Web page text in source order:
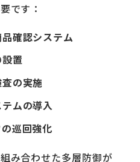
です：
確認システム
置
の実施
ムの導入
巡回強化
み合わせた多層防御が